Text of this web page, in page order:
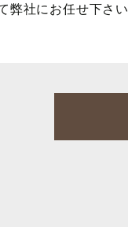
弊社にお任せ下さい